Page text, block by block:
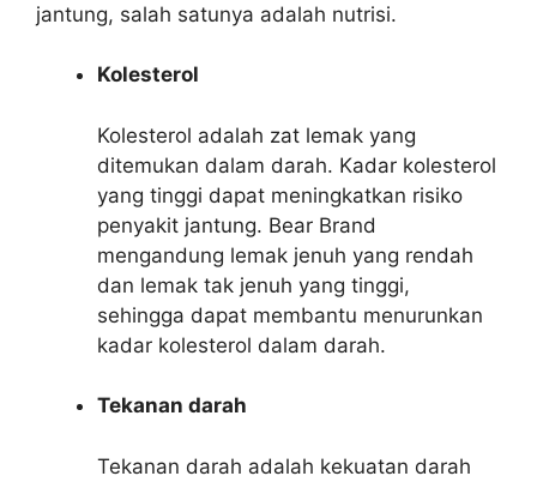
jantung, salah satunya adalah nutrisi.
Kolesterol
Kolesterol adalah zat lemak yang
ditemukan dalam darah. Kadar kolesterol
yang tinggi dapat meningkatkan risiko
penyakit jantung. Bear Brand
mengandung lemak jenuh yang rendah
dan lemak tak jenuh yang tinggi,
sehingga dapat membantu menurunkan
kadar kolesterol dalam darah.
Tekanan darah
Tekanan darah adalah kekuatan darah